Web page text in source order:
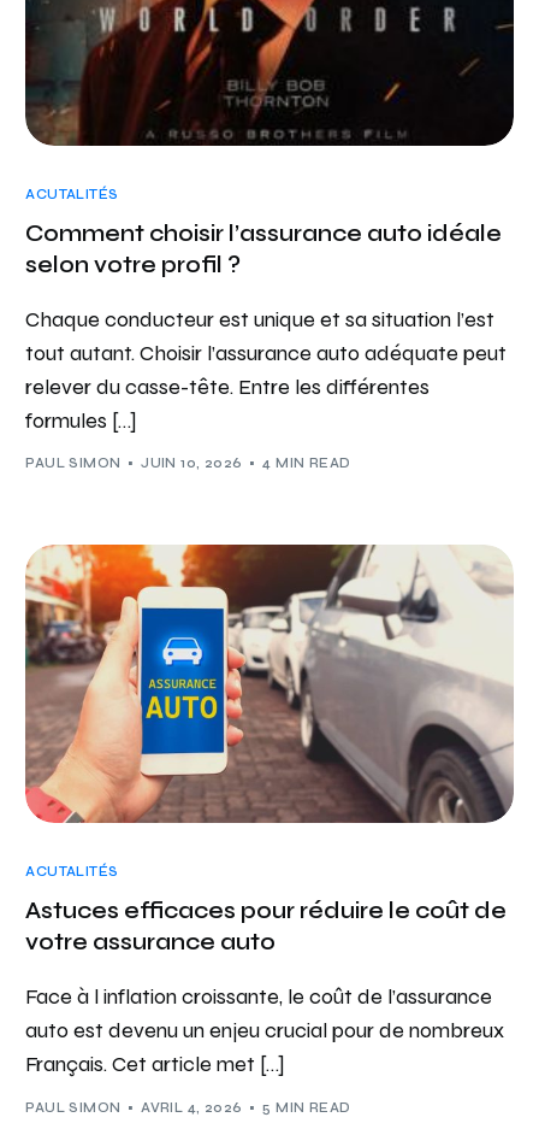
ACUTALITÉS
Comment choisir l’assurance auto idéale
selon votre profil ?
Chaque conducteur est unique et sa situation l’est
tout autant. Choisir l’assurance auto adéquate peut
relever du casse-tête. Entre les différentes
formules […]
PAUL SIMON JUIN 10, 2026 4 MIN READ
ACUTALITÉS
Astuces efficaces pour réduire le coût de
votre assurance auto
Face à l inflation croissante, le coût de l’assurance
auto est devenu un enjeu crucial pour de nombreux
Français. Cet article met […]
PAUL SIMON AVRIL 4, 2026 5 MIN READ